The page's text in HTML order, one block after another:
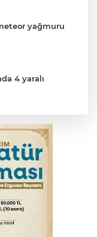
yağmuru
4 yaralı
5 şüpheli
teslim oldu